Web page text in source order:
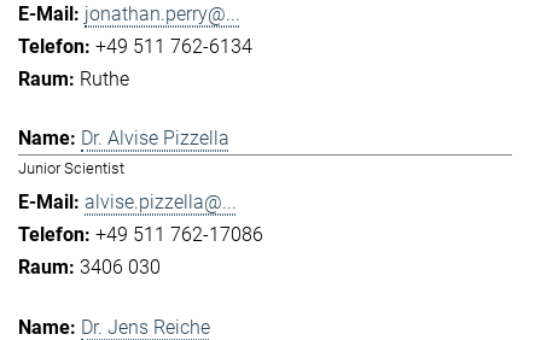
jonathan.perry@...
+49 511 762-6134
Ruthe
Dr. Alvise Pizzella
Junior Scientist
alvise.pizzella@...
+49 511 762-17086
3406 030
Dr. Jens Reiche